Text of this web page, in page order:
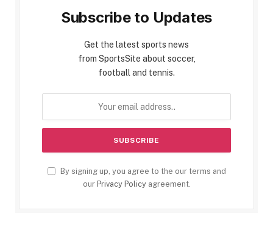
Subscribe to Updates
Get the latest sports news
from SportsSite about soccer,
football and tennis.
By signing up, you agree to the our terms and
our Privacy Policyagreement.